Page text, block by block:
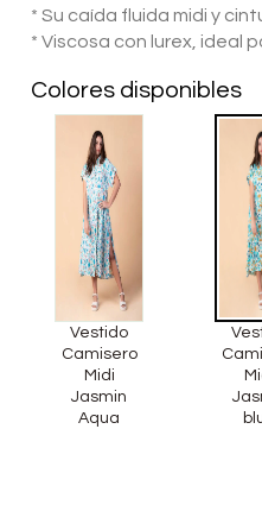
* Su caída fluida midi y
* Viscosa con lurex, ideal
Colores disponibles
Vestido
Camisero
Midi
Jasmin
Aqua